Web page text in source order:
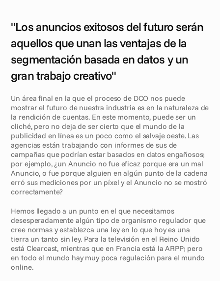
"Los anuncios exitosos del futuro serán
aquellos que unan las ventajas de la
segmentación basada en datos y un
gran trabajo creativo"
Un área final en la que el proceso de DCO nos puede
mostrar el futuro de nuestra industria es en la naturaleza de
la rendición de cuentas. En este momento, puede ser un
cliché, pero no deja de ser cierto que el mundo de la
publicidad en línea es un poco como el salvaje oeste. Las
agencias están trabajando con informes de sus de
campañas que podrían estar basados en datos engañosos;
por ejemplo, ¿un Anuncio no fue eficaz porque era un mal
Anuncio, o fue porque alguien en algún punto de la cadena
erró sus mediciones por un píxel y el Anuncio no se mostró
correctamente?
Hemos llegado a un punto en el que necesitamos
desesperadamente algún tipo de organismo regulador que
cree normas y establezca una ley en lo que hoy es una
tierra un tanto sin ley. Para la televisión en el Reino Unido
está Clearcast, mientras que en Francia está la ARPP; pero
en todo el mundo hay muy poca regulación para el mundo
online.